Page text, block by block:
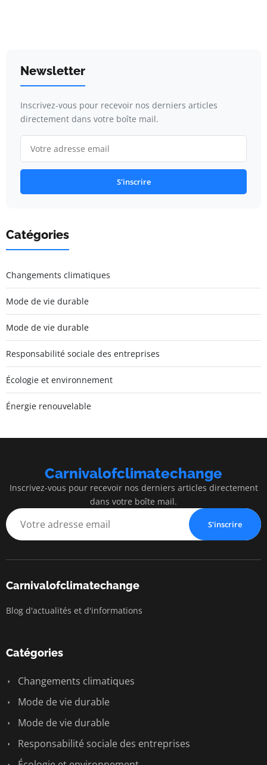
Newsletter
Inscrivez-vous pour recevoir nos derniers articles
directement dans votre boîte mail.
S'inscrire
Catégories
Changements climatiques
Mode de vie durable
Mode de vie durable
Responsabilité sociale des entreprises
Écologie et environnement
Énergie renouvelable
Carnivalofclimatechange
Inscrivez-vous pour recevoir nos derniers articles directement
dans votre boîte mail.
S'inscrire
Carnivalofclimatechange
Blog d'actualités et d'informations
Catégories
Changements climatiques
Mode de vie durable
Mode de vie durable
Responsabilité sociale des entreprises